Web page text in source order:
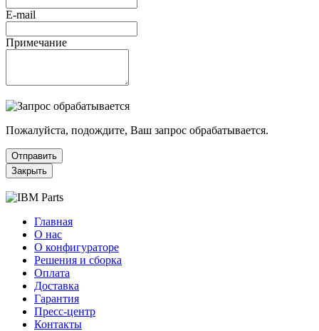
E-mail
Примечание
Пожалуйста, подождите, Ваш запрос обрабатывается.
Отправить
Закрыть
Главная
О нас
О конфигураторе
Решения и сборка
Оплата
Доставка
Гарантия
Пресс-центр
Контакты